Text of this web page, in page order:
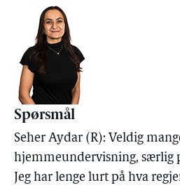
Spørsmål
Seher Aydar (R): Veldig
hjemmeundervisning, særlig
Jeg har lenge lurt på hva